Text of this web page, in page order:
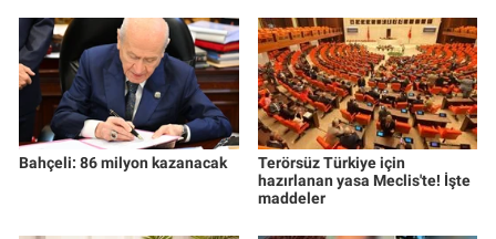
Bahçeli: 86 milyon kazanacak
Terörsüz Türkiye için
hazırlanan yasa Meclis'te! İşte
maddeler